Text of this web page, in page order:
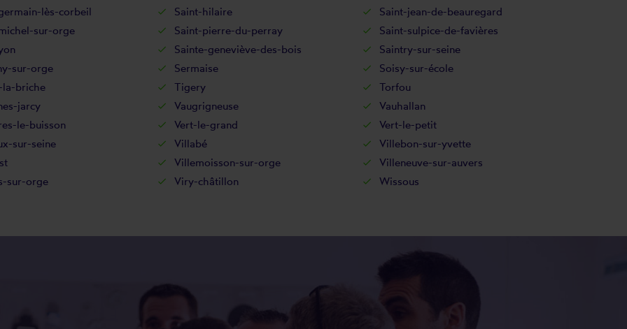
lès-corbeil Saint-hilaire
Saint-jean-de-beauregard
sur-orge Saint-pierre-du-perray
Saint-sulpice-de-favières
Sainte-geneviève-des-bois
Saintry-sur-seine
sur-orge Sermaise
Soisy-sur-école
la-briche Tigery
Torfou
jarcy Vaugrigneuse
Vauhallan
le-buisson Vert-le-grand
Vert-le-petit
sur-seine Villabé
Villebon-sur-yvette
Villemoisson-sur-orge
Villeneuve-sur-auvers
sur-orge Viry-châtillon
Wissous